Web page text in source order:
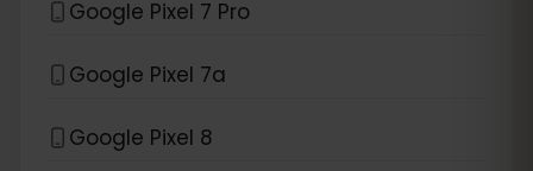
Google Pixel 7 Pro
Google Pixel 7a
Google Pixel 8